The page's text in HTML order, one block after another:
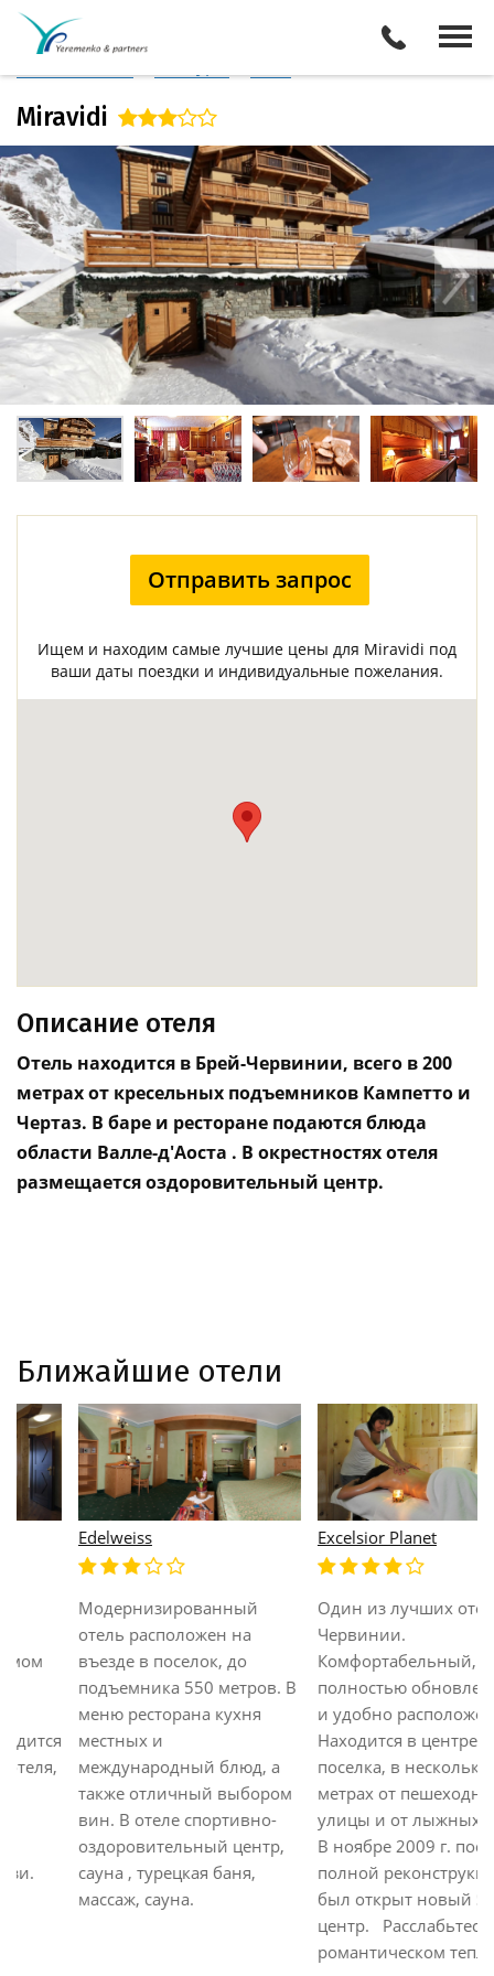
Италия
Описание отеля
Miravidi
Отправить запрос
Ищем и находим самые лучшие цены для Miravidi под
ваши даты поездки и индивидуальные пожелания.
Описание отеля
Отель находится в Брей-Червинии, всего в 200
метрах от кресельных подъемников Кампетто и
Чертаз. В баре и ресторане подаются блюда
области Валле-д'Аоста . В окрестностях отеля
размещается оздоровительный центр.
Ближайшие отели
Excelsior Planet
Один из лучших отелей
Червинии.
Комфортабельный,
полностью обновленный
и удобно расположенный.
Находится в центре
поселка, в нескольких
метрах от пешеходной
улицы и от лыжных трасс.
В ноябре 2009 г. после
полной реконструкции
был открыт новый SPA -
Недавно отремонтирован
отель находиться в центре
Червинии, всего в 500
метрах от подъемника. В
ресторане предлагают
международную и
итальянскую домашнюю
кухни. В отеле есть
собственный винный
погреб, солярий, сауна ,
турецкая баня,
тренажерный зал.